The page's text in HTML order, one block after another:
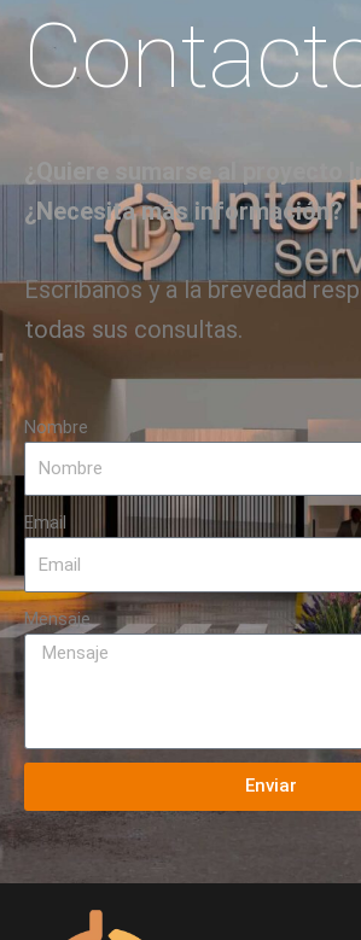
¿Quiere sumarse al proyecto
¿Necesita más información?
Escríbanos y a la brevedad
todas sus consultas.
Nombre
Email
Mensaje
Enviar